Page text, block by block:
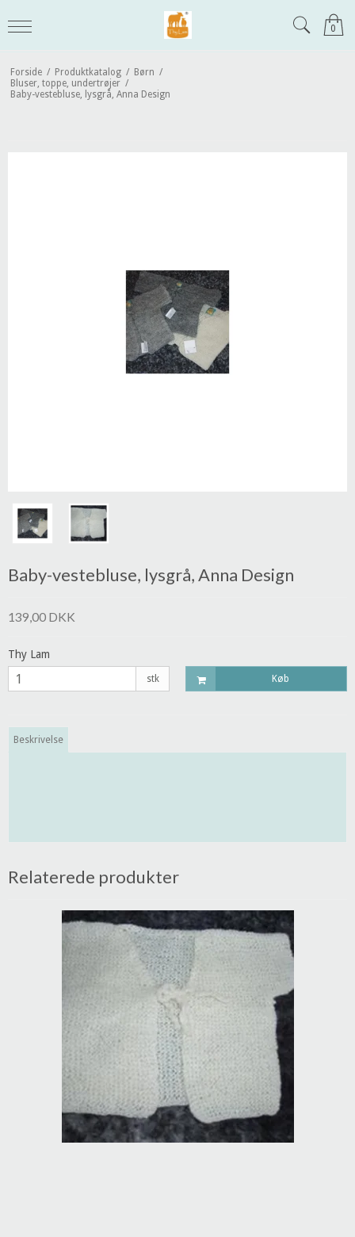
0
Forside / Produktkatalog / Børn /
Bluser, toppe, undertrøjer /
Baby-vestebluse, lysgrå, Anna Design
Baby-vestebluse, lysgrå, Anna Design
139,00 DKK
Thy Lam
stk Køb
Beskrivelse
Relaterede produkter